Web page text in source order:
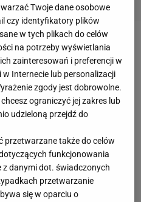
Sakkariw pierwszym
Obie zawodniczki
punkt, choćPolkanie
2:0 i ostatecznie
Polka czterokrotnie
straty. Ostatecznie
stosunku.
Twoje dane osobowe
czy identyfikatory plików
w tych plikach do celów
na potrzeby wyświetlania
zainteresowań i preferencji w
Internecie lub personalizacji
zgody jest dobrowolne.
ograniczyć jej zakres lub
udzieloną przejdź do
przetwarzane także do celów
funkcjonowania
z danymi dot. świadczonych
przetwarzanie
się w oparciu o